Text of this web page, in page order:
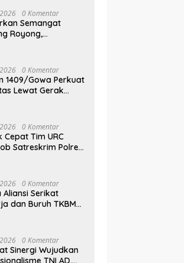
Gantung Terus
0 Komentar
Semangat
Royong,
Berjalan0 Komentar
1409/Gowa Perkuat
Lewat Gerak
Gowa0 Komentar
Cepat Tim URC
Satreskrim Polres
Truk
0 Komentar
Aliansi Serikat
dan Buruh TKBM
Nasional0 Komentar
Sinergi Wujudkan
TNI AD,